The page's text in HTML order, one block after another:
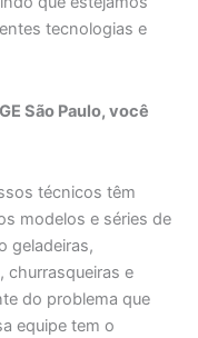
tecnologias e
São Paulo, você
técnicos têm
modelos e séries de
geladeiras,
churrasqueiras e
do problema que
equipe tem o